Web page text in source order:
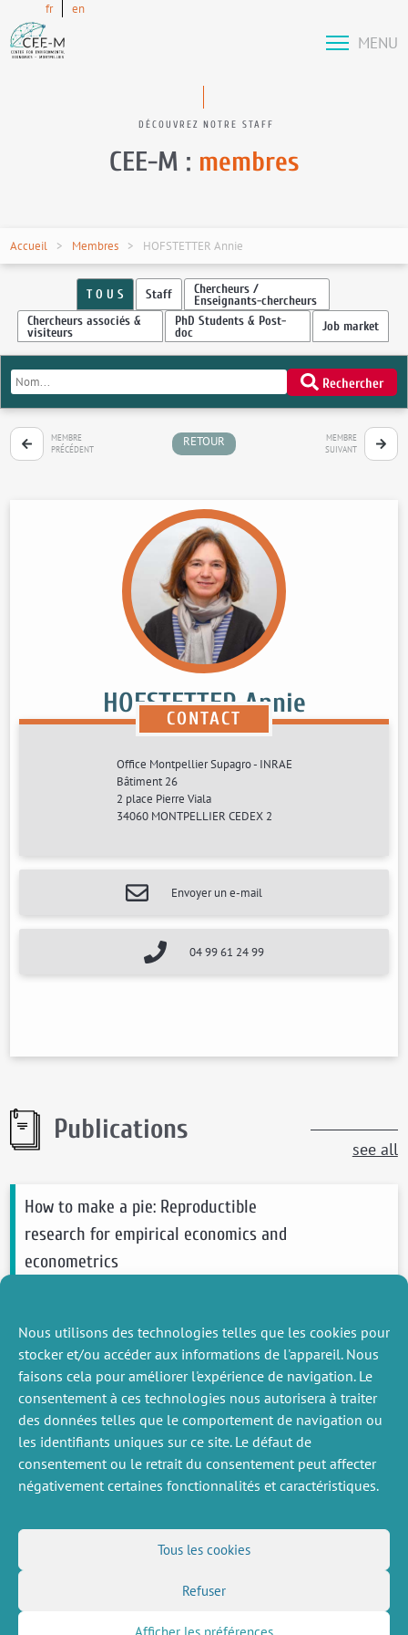
Nous utilisons des technologies telles que les cookies pour
stocker et/ou accéder aux informations de l'appareil. Nous
faisons cela pour améliorer l'expérience de navigation. Le
consentement à ces technologies nous autorisera à traiter
des données telles que le comportement de navigation ou
les identifiants uniques sur ce site. Le défaut de
consentement ou le retrait du consentement peut affecter
négativement certaines fonctionnalités et caractéristiques.
Tous les cookies
Refuser
Afficher les préférences
fr en
MENU
DÉCOUVREZ NOTRE STAFF
CEE-M : membres
Accueil Membres HOFSTETTER Annie
T O U S Staff Chercheurs /
Enseignants-chercheurs
Chercheurs associés &
visiteurs
PhD Students & Post-
doc Job market
Rechercher
MEMBRE
PRÉCÉDENT
RETOUR
MEMBRE
SUIVANT
HOFSTETTER Annie
Appui à la recherche
CONTACT
Office Montpellier Supagro - INRAE
Bâtiment 26
2 place Pierre Viala
34060 MONTPELLIER CEDEX 2
Envoyer un e-mail
04 99 61 24 99
Publications
see all
How to make a pie: Reproductible
research for empirical economics and
econometrics
Annie, Lacroix Anne, Levert Fabrice, Rousselle
Jean-Marc
2020
Journal of Economic Surveys
voir plus
Intranet
NOUS SUIVRE